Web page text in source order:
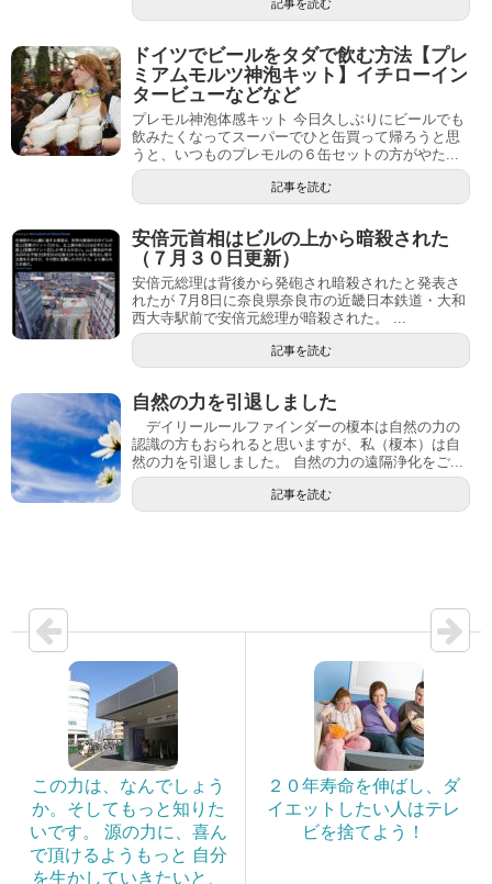
記事を読む
ドイツでビールをタダで飲む方法【プレ
ミアムモルツ神泡キット】イチローイン
タービューなどなど
プレモル神泡体感キット 今日久しぶりにビールでも
飲みたくなってスーパーでひと缶買って帰ろうと思
うと、いつものプレモルの６缶セットの方がやた...
記事を読む
安倍元首相はビルの上から暗殺された
（７月３０日更新）
安倍元総理は背後から発砲され暗殺されたと発表さ
れたが 7月8日に奈良県奈良市の近畿日本鉄道・大和
西大寺駅前で安倍元総理が暗殺された。 ...
記事を読む
自然の力を引退しました
デイリールールファインダーの榎本は自然の力の
認識の方もおられると思いますが、私（榎本）は自
然の力を引退しました。 自然の力の遠隔浄化をご...
記事を読む
この力は、なんでしょう
か。そしてもっと知りた
いです。 源の力に、喜ん
で頂けるようもっと 自分
を生かしていきたいと、
２０年寿命を伸ばし、ダ
イエットしたい人はテレ
ビを捨てよう！